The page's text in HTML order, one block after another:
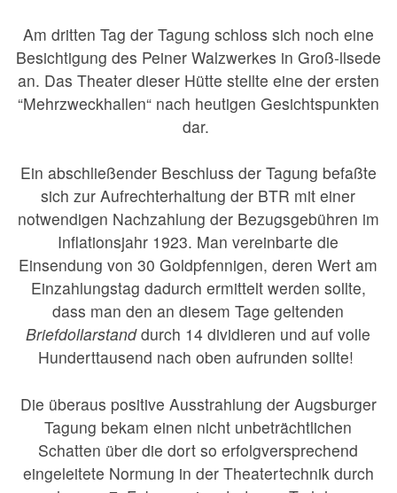
Am dritten Tag der Tagung schloss sich noch eine
Besichtigung des Peiner Walzwerkes in Groß-llsede
an. Das Theater dieser Hütte stellte eine der ersten
“Mehrzweckhallen“ nach heutigen Gesichtspunkten
dar.
Ein abschließender Beschluss der Tagung befaßte
sich zur Aufrechterhaltung der BTR mit einer
notwendigen Nachzahlung der Bezugsgebühren im
Inflationsjahr 1923. Man vereinbarte die
Einsendung von 30 Goldpfennigen, deren Wert am
Einzahlungstag dadurch ermittelt werden sollte,
dass man den an diesem Tage geltenden
Briefdollarstanddurch 14 dividieren und auf volle
Hunderttausend nach oben aufrunden sollte!
Die überaus positive Ausstrahlung der Augsburger
Tagung bekam einen nicht unbeträchtlichen
Schatten über die dort so erfolgversprechend
eingeleitete Normung in der Theatertechnik durch